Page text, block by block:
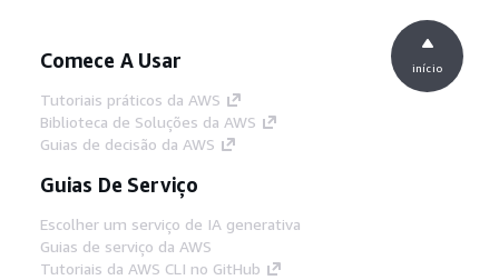
Comece A Usar
Tutoriais práticos da AWS
Biblioteca de Soluções da AWS
Guias de decisão da AWS
Guias De Serviço
Escolher um serviço de IA generativa
Guias de serviço da AWS
Tutoriais da AWS CLI no GitHub
início